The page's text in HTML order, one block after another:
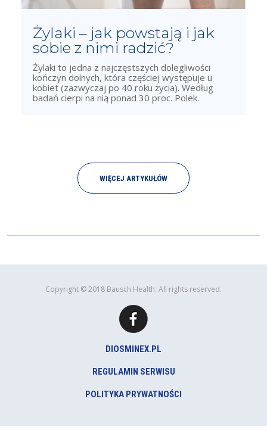
Żylaki – jak powstają i jak
sobie z nimi radzić?
Żylaki to jedna z najczęstszych dolegliwości
kończyn dolnych, która częściej występuje u
kobiet (zazwyczaj po 40 roku życia). Według
badań cierpi na nią ponad 30 proc. Polek.
WIĘCEJ ARTYKUŁÓW
Copyright © 2018 Bausch Health. All rights reserved.
DIOSMINEX.PL
REGULAMIN SERWISU
POLITYKA PRYWATNOŚCI